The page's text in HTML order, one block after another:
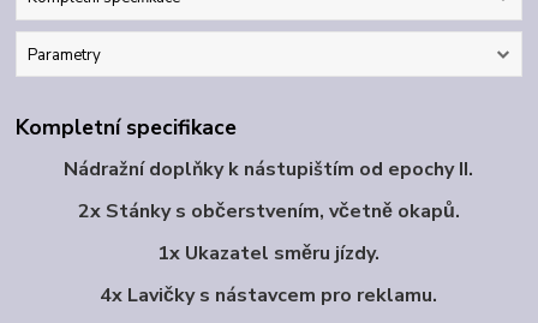
Parametry
Kompletní specifikace
Nádražní doplňky k nástupištím od epochy II.
2x Stánky s občerstvením, včetně okapů.
1x Ukazatel směru jízdy.
4x Lavičky s nástavcem pro reklamu.